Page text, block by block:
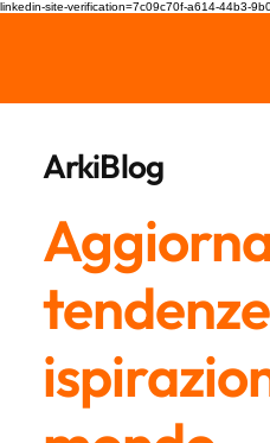
linkedin-site-verification=7c09c70f-a614-44b3-
ArkiBlog